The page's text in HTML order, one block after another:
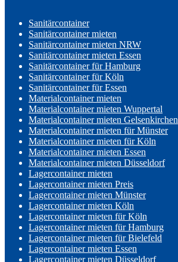
Sanitärcontainer
Sanitärcontainer mieten
Sanitärcontainer mieten NRW
Sanitärcontainer mieten Essen
Sanitärcontainer für Hamburg
Sanitärcontainer für Köln
Sanitärcontainer für Essen
Materialcontainer mieten
Materialcontainer mieten Wuppertal
Materialcontainer mieten Gelsenkirchen
Materialcontainer mieten für Münster
Materialcontainer mieten für Köln
Materialcontainer mieten Essen
Materialcontainer mieten Düsseldorf
Lagercontainer mieten
Lagercontainer mieten Preis
Lagercontainer mieten Münster
Lagercontainer mieten Köln
Lagercontainer mieten für Köln
Lagercontainer mieten für Hamburg
Lagercontainer mieten für Bielefeld
Lagercontainer mieten Essen
Lagercontainer mieten Düsseldorf